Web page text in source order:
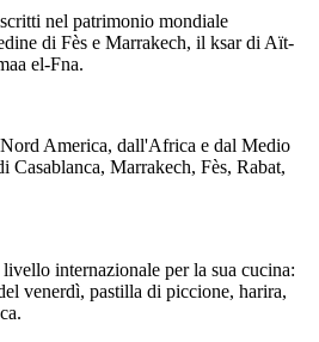
nel patrimonio mondiale
di Fès e Marrakech, il ksar di Aït-
el-Fna.
America, dall'Africa e dal Medio
Casablanca, Marrakech, Fès, Rabat,
internazionale per la sua cucina:
venerdì, pastilla di piccione, harira,